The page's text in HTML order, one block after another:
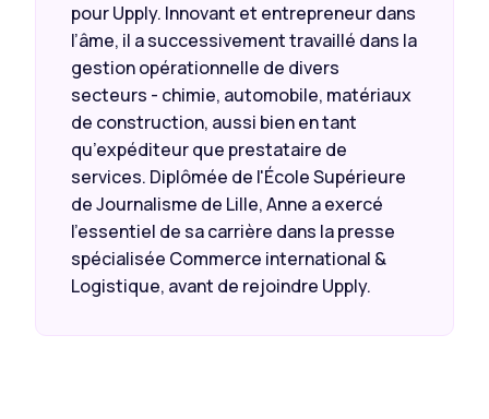
pour Upply. Innovant et entrepreneur dans
l’âme, il a successivement travaillé dans la
gestion opérationnelle de divers
secteurs - chimie, automobile, matériaux
de construction, aussi bien en tant
qu’expéditeur que prestataire de
services. Diplômée de l'École Supérieure
de Journalisme de Lille, Anne a exercé
l’essentiel de sa carrière dans la presse
spécialisée Commerce international &
Logistique, avant de rejoindre Upply.